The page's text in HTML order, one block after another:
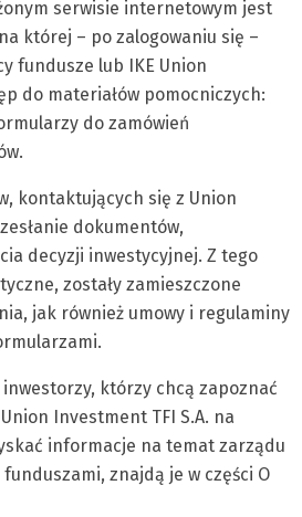
serwisie internetowym jest
której – po zalogowaniu się –
fundusze lub IKE Union
do materiałów pomocniczych:
do zamówień
kontaktujących się z Union
dokumentów,
decyzji inwestycyjnej. Z tego
zostały zamieszczone
jak również umowy i regulaminy
którzy chcą zapoznać
Investment TFI S.A. na
informacje na temat zarządu
znajdą je w części O